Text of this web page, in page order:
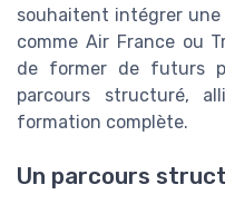
souhaitent intégrer une
comme Air France ou
de former de futurs
parcours structuré,
formation complète.
Un parcours